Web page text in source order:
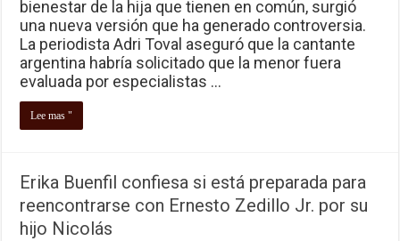
bienestar de la hija que tienen en común, surgió
una nueva versión que ha generado controversia.
La periodista Adri Toval aseguró que la cantante
argentina habría solicitado que la menor fuera
evaluada por especialistas …
Lee mas "
Erika Buenfil confiesa si está preparada para
reencontrarse con Ernesto Zedillo Jr. por su
hijo Nicolás